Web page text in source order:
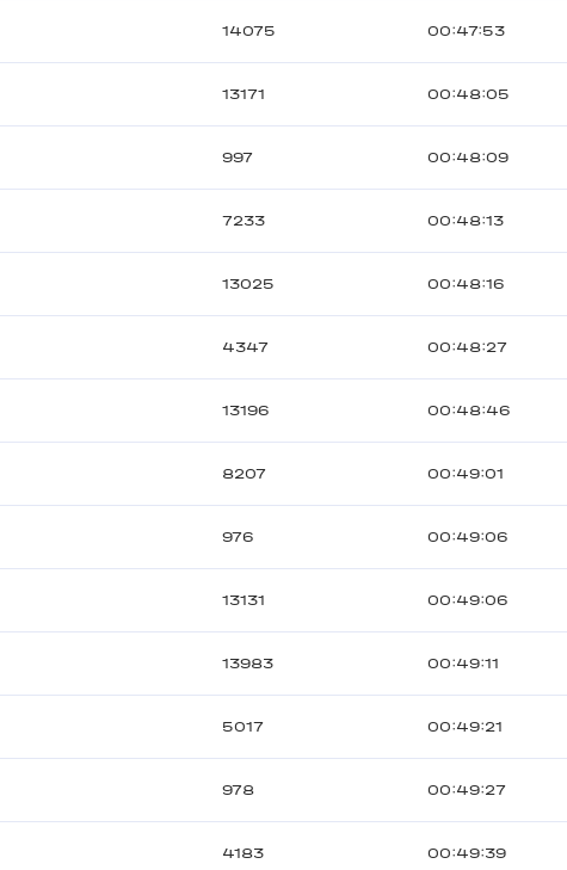
14075 00:47:53
13171 00:48:05
997 00:48:09
7233 00:48:13
13025 00:48:16
4347 00:48:27
13196 00:48:46
8207 00:49:01
976 00:49:06
13131 00:49:06
13983 00:49:11
5017 00:49:21
978 00:49:27
4183 00:49:39